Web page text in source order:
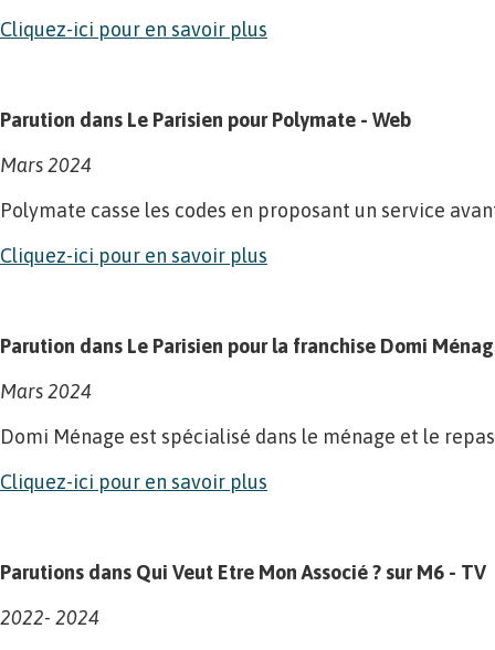
Cliquez-ici pour en savoir plus
Parution dans Le Parisien pour Polymate - Web
Mars 2024
Polymate casse les codes en proposant un service
Cliquez-ici pour en savoir plus
Parution dans Le Parisien pour la franchise Domi
Mars 2024
Domi Ménage est spécialisé dans le ménage et le
Cliquez-ici pour en savoir plus
Parutions dans Qui Veut Etre Mon Associé ? sur M6 - TV
2022- 2024